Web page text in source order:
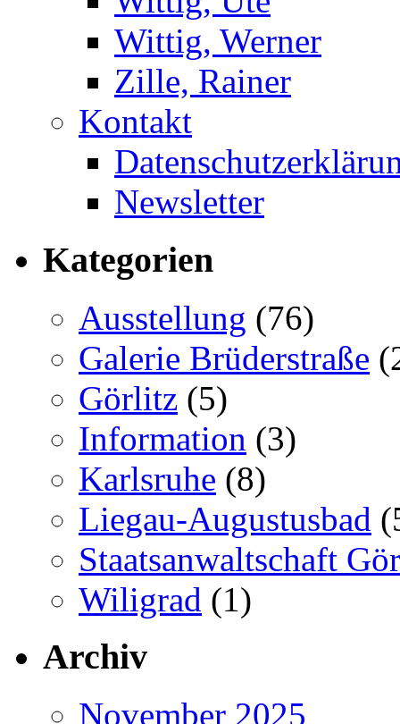
Wittig, Werner
Zille, Rainer
Kontakt
Newsletter
Kategorien
Ausstellung (76)
Galerie Brüderstraße
Görlitz (5)
Information (3)
Karlsruhe (8)
Liegau-Augustusbad
Staatsanwaltschaft
Wiligrad (1)
Archiv
November 2025